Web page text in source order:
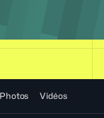
Photos Vidéos